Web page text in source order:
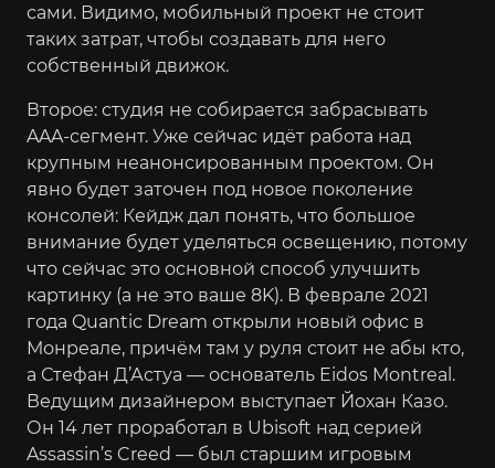
сами. Видимо, мобильный проект не стоит
таких затрат, чтобы создавать для него
собственный движок.
Второе: студия не собирается забрасывать
AAA-сегмент. Уже сейчас идёт работа над
крупным неанонсированным проектом. Он
явно будет заточен под новое поколение
консолей: Кейдж дал понять, что большое
внимание будет уделяться освещению, потому
что сейчас это основной способ улучшить
картинку (а не это ваше 8K). В феврале 2021
года Quantic Dream открыли новый офис в
Монреале, причём там у руля стоит не абы кто,
а Стефан Д’Астуа — основатель Eidos Montreal.
Ведущим дизайнером выступает Йохан Казо.
Он 14 лет проработал в Ubisoft над серией
Assassin’s Creed — был старшим игровым